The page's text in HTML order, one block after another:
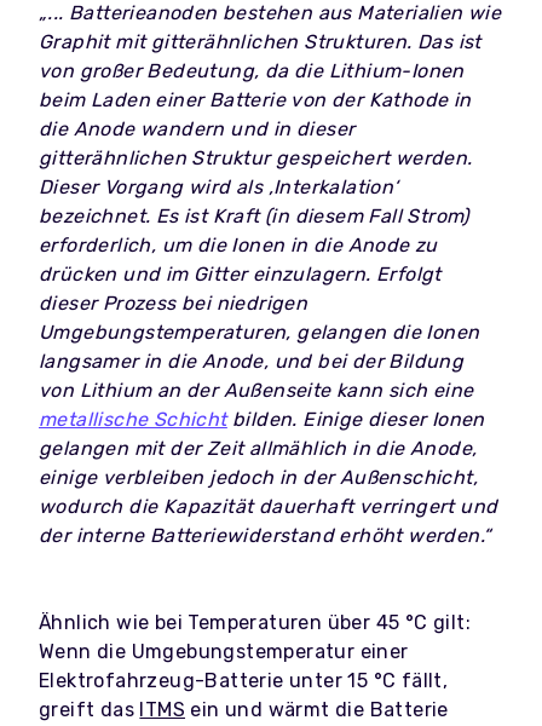
„... Batterieanoden bestehen aus Materialien wie
Graphit mit gitterähnlichen Strukturen. Das ist
von großer Bedeutung, da die Lithium-Ionen
beim Laden einer Batterie von der Kathode in
die Anode wandern und in dieser
gitterähnlichen Struktur gespeichert werden.
Dieser Vorgang wird als ‚Interkalation‘
bezeichnet. Es ist Kraft (in diesem Fall Strom)
erforderlich, um die Ionen in die Anode zu
drücken und im Gitter einzulagern. Erfolgt
dieser Prozess bei niedrigen
Umgebungstemperaturen, gelangen die Ionen
langsamer in die Anode, und bei der Bildung
von Lithium an der Außenseite kann sich eine
metallische Schichtbilden. Einige dieser Ionen
gelangen mit der Zeit allmählich in die Anode,
einige verbleiben jedoch in der Außenschicht,
wodurch die Kapazität dauerhaft verringert und
der interne Batteriewiderstand erhöht werden.“
Ähnlich wie bei Temperaturen über 45 °C gilt:
Wenn die Umgebungstemperatur einer
Elektrofahrzeug-Batterie unter 15 °C fällt,
greift das ITMS ein und wärmt die Batterie